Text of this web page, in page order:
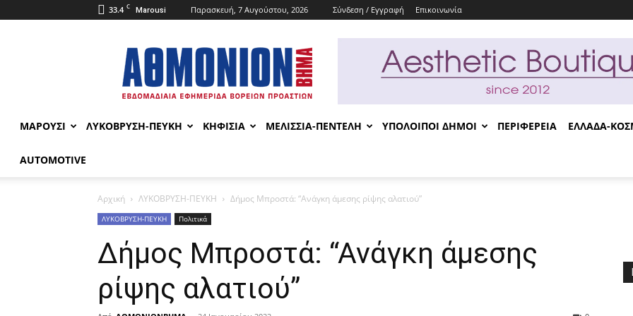
33.4 C Marousi Παρασκευή, 7 Αυγούστου, 2026 Σύνδεση / Εγγραφή Επικοινωνία
ΑΘΜΟΝΙΟΝ
ΒΗΜΑ
ΜΑΡΟΥΣΙ ΛΥΚΟΒΡΥΣΗ-ΠΕΥΚΗ ΚΗΦΙΣΙΑ ΜΕΛΙΣΣΙΑ-ΠΕΝΤΕΛΗ ΥΠΟΛΟΙΠΟΙ ΔΗΜΟΙ ΠΕΡΙΦΕΡΕΙΑ ΕΛΛΑΔΑ-
AUTOMOTIVE
Αρχική ΛΥΚΟΒΡΥΣΗ-ΠΕΥΚΗ Δήμος Μπροστά: “Ανάγκη άμεσης ρίψης αλατιού”
ΛΥΚΟΒΡΥΣΗ-ΠΕΥΚΗ Πολιτικά
Δήμος Μπροστά: “Ανάγκη άμεσης
ρίψης αλατιού”